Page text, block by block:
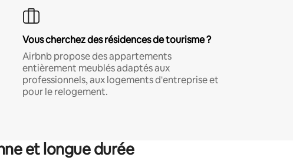
Vous cherchez des résidences de tourisme ?
Airbnb propose des appartements
entièrement meublés adaptés aux
professionnels, aux logements d'entreprise et
pour le relogement.
et longue durée